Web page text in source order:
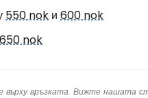
550 nok и 600 nok
650 nok
върху връзката. Вижте нашата